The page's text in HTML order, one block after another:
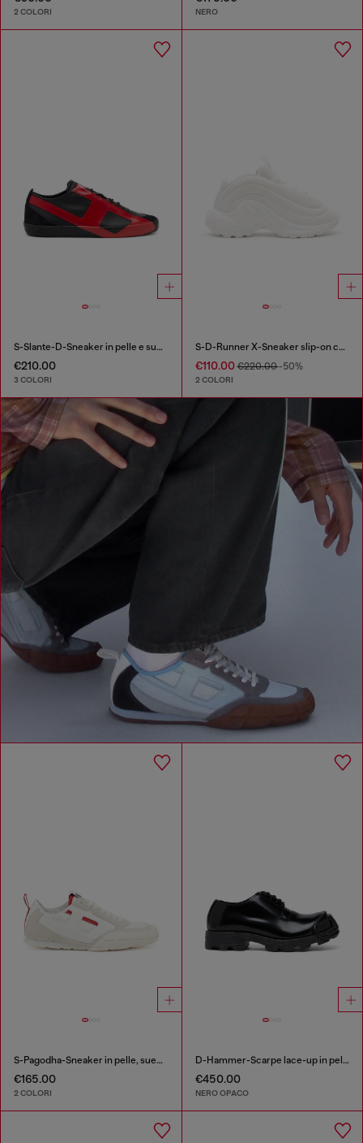
2 COLORI NERO
S-Slante-D-Sneaker in pelle e suede con logo D
€210.00
3 COLORI
S-D-Runner X-Sneaker slip-on con fondo Oval D opaco
€110.00€220.00-50%
2 COLORI
S-Pagodha-Sneaker in pelle, suede e ripstop
€165.00
2 COLORI
D-Hammer-Scarpe lace-up in pelle con puntale oval D
€450.00
NERO OPACO